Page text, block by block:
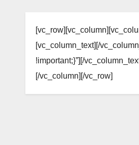
[vc_column_text][/
!important;}”][/
[/vc_column][/vc_row]